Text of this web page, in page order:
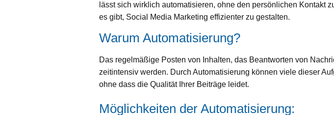
lässt sich wirklich automatisieren, ohne den persönlichen Kontakt
es gibt, Social Media Marketing effizienter zu gestalten.
Warum Automatisierung?
Das regelmäßige Posten von Inhalten, das Beantworten von
zeitintensiv werden. Durch Automatisierung können viele dieser
ohne dass die Qualität Ihrer Beiträge leidet.
Möglichkeiten der Automatisierung: